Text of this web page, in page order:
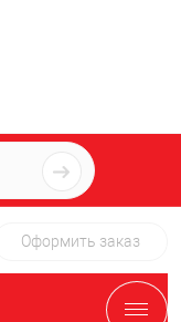
+7 (939) 716-10-06
пн-пт 7:00-16:00 МСК
Оформить заказ